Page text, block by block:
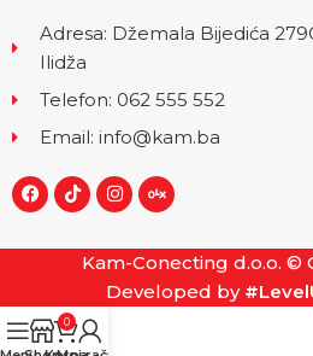
Adresa: Džemala Bijedića
Ilidža
Telefon: 062 555 552
Email: info@kam.ba
Kam-Conecting d.o.o. ©
Developed by
0